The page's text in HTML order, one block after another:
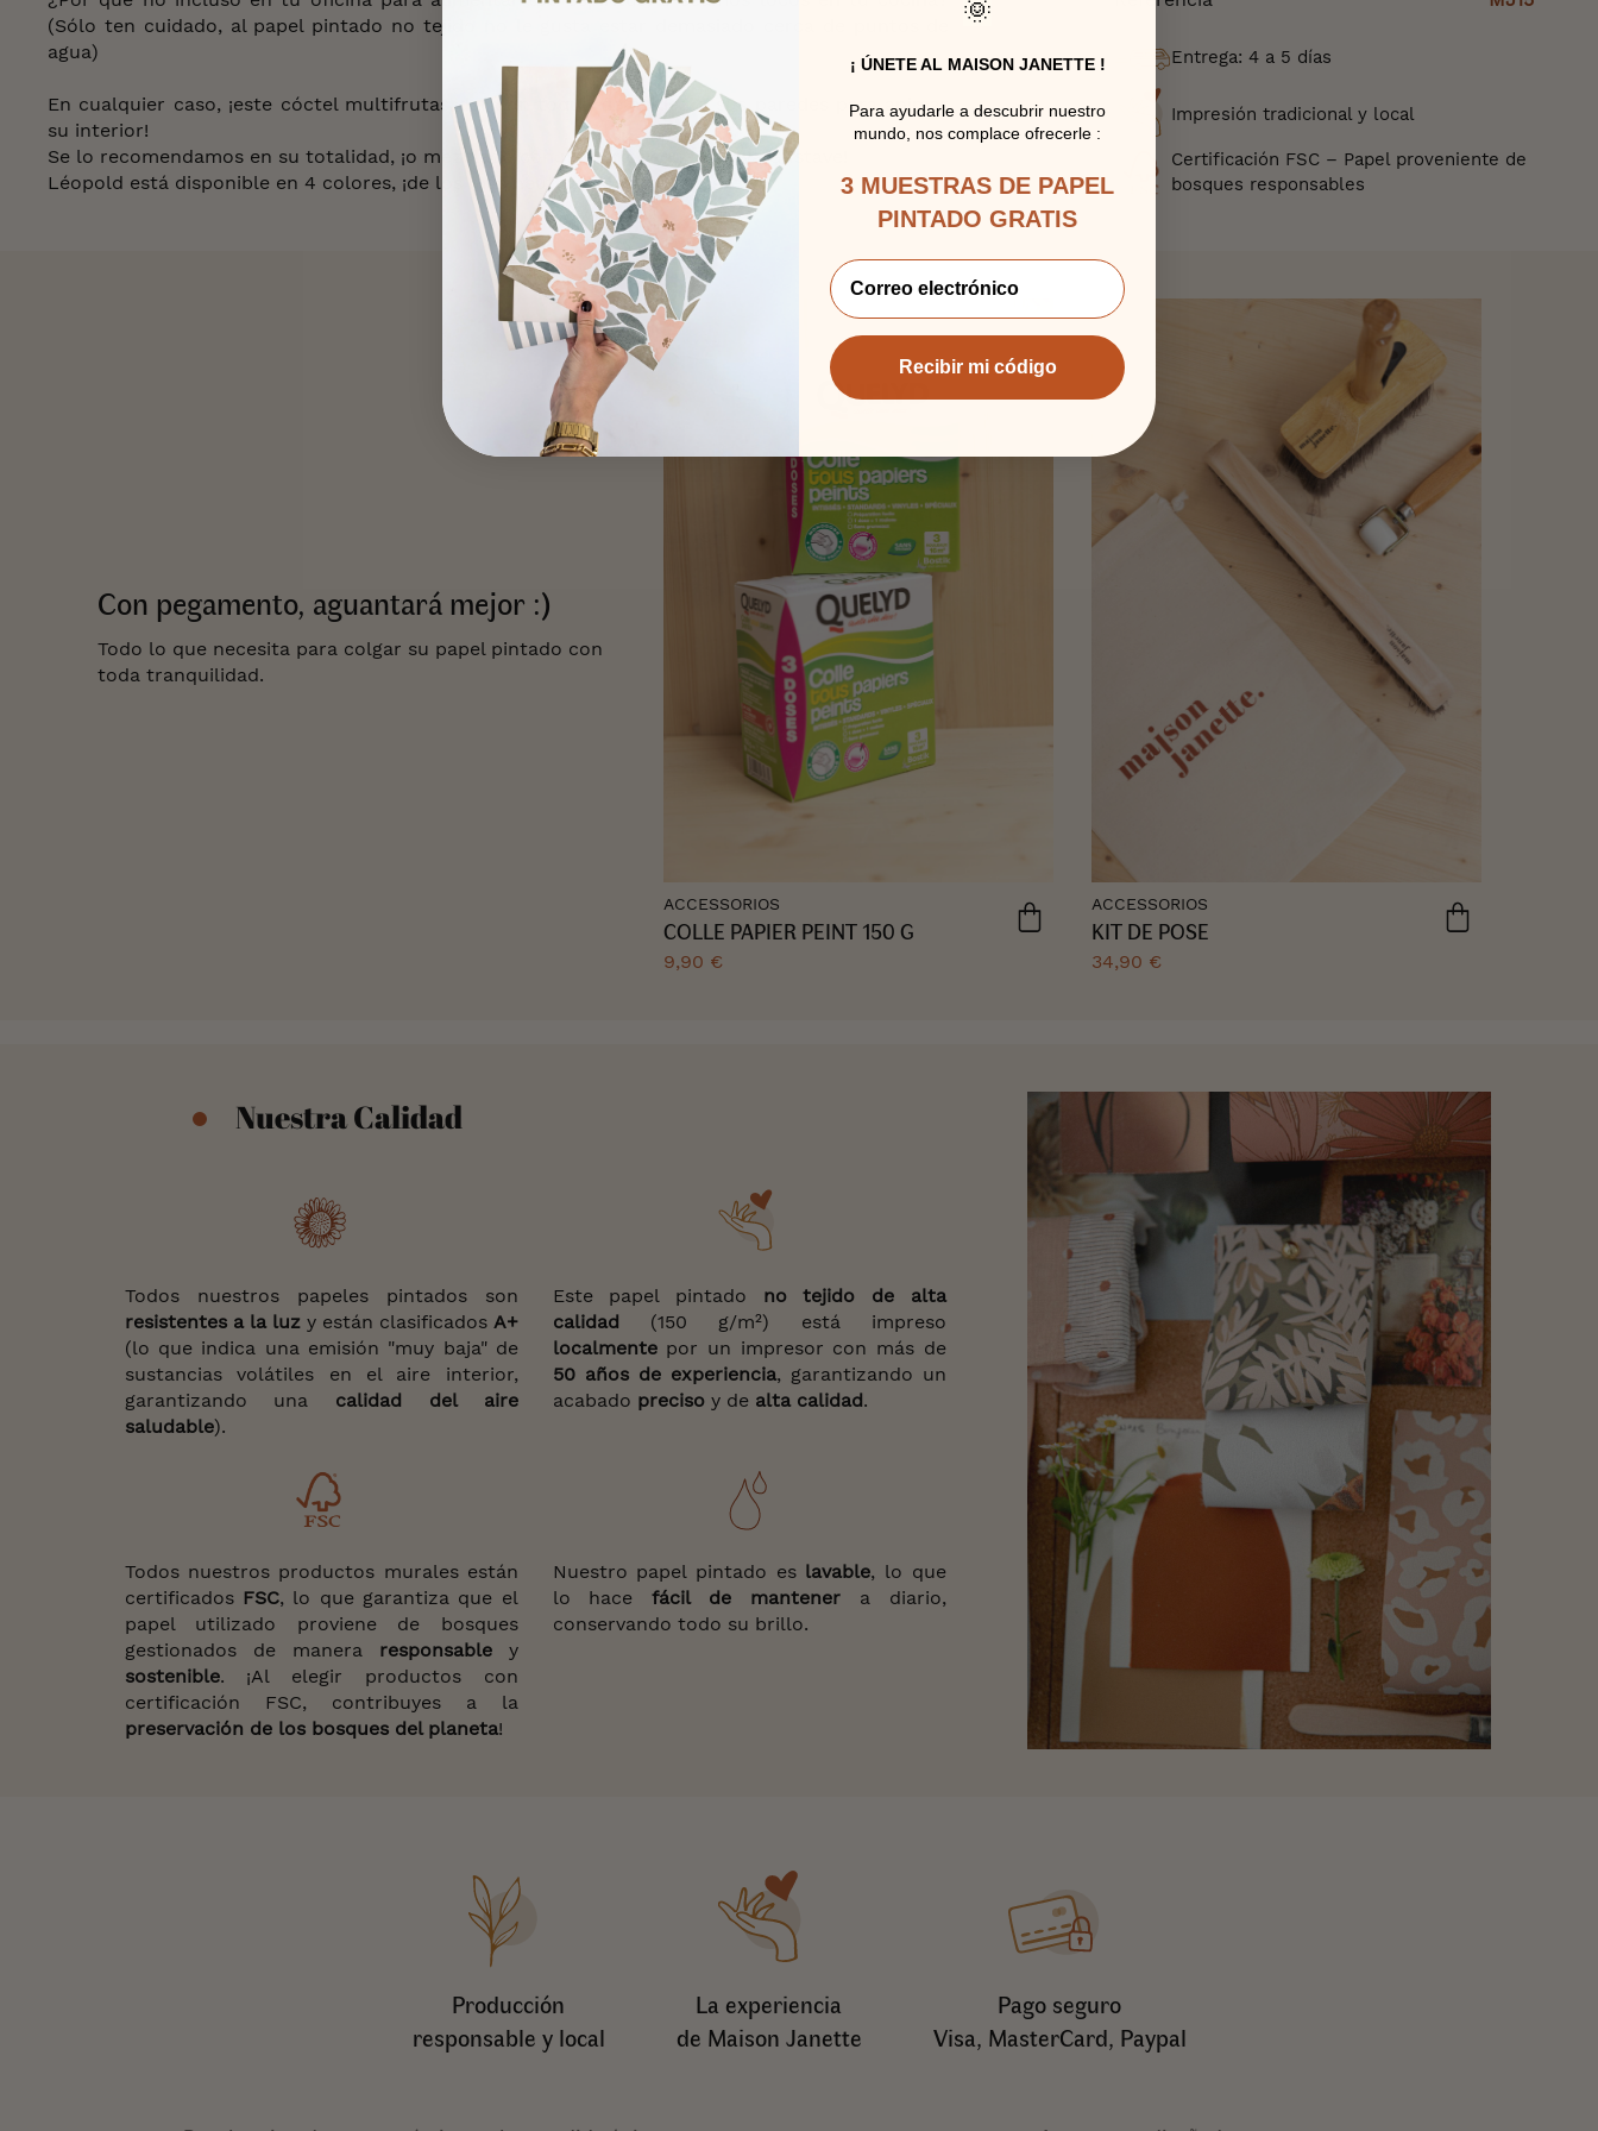
(Sólo ten cuidado, al papel pintado no tejido no le gusta estar demasiado cerca de puntos de
agua)
En cualquier caso, ¡este cóctel multifrutas dará un toque de acidez a sus paredes para animar
su interior!
Se lo recomendamos en su totalidad, ¡o mezclado con nuestra pequeña raya Gustave!
Léopold está disponible en 4 colores, ¡de los más neutros a los más alegres!
Entrega: 4 a 5 días
Impresión tradicional y local
Certificación FSC – Papel proveniente de
bosques responsables
Con pegamento, aguantará mejor :)
Todo lo que necesita para colgar su papel pintado con
toda tranquilidad.
ACCESSORIOS
COLLE PAPIER PEINT 150 G
9,90 €
ACCESSORIOS
KIT DE POSE
34,90 €
Nuestra Calidad
Todos nuestros papeles pintados son
resistentes a la luzy están clasificados A+
(lo que indica una emisión "muy baja" de
sustancias volátiles en el aire interior,
garantizando una calidad del aire
saludable).
Este papel pintado no tejido de alta
calidad (150 g/m²) está impreso
localmentepor un impresor con más de
50 años de experiencia, garantizando un
acabado precisoy de alta calidad.
Todos nuestros productos murales están
certificados FSC, lo que garantiza que el
papel utilizado proviene de bosques
gestionados de manera
responsabley
sostenible. ¡Al elegir productos con
certificación FSC, contribuyes a la
preservación de los bosques del planeta!
Nuestro papel pintado es lavable, lo que
lo hacefácil de mantener a diario,
conservando todo su brillo.
Producción
responsable y local
La experiencia
de Maison Janette
Pago seguro
Visa, MasterCard, Paypal
🌞
¡ ÚNETE AL MAISON JANETTE !
Para ayudarle a descubrir nuestro
mundo, nos complace ofrecerle :
3 MUESTRAS DE PAPEL
PINTADO GRATIS
Recibir mi código